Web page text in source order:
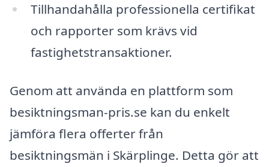
Tillhandahålla professionella certifikat
och rapporter som krävs vid
fastighetstransaktioner.
Genom att använda en plattform som
besiktningsman-pris.se kan du enkelt
jämföra flera offerter från
besiktningsmän i Skärplinge. Detta gör att